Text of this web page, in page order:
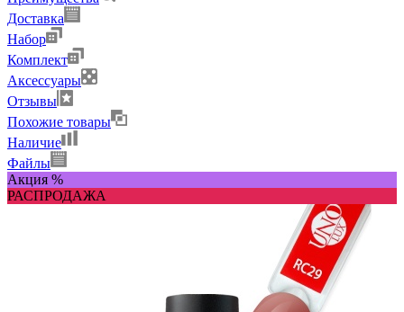
Доставка
Набор
Комплект
Аксессуары
Отзывы
Похожие товары
Наличие
Файлы
Акция %
РАСПРОДАЖА